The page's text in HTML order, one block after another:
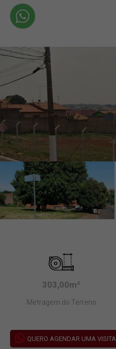
303,00m²
Metragem do Terreno
QUERO AGENDAR UMA VISITA